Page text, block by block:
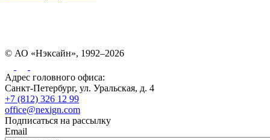
© АО «Нэксайн», 1992–2026
Адрес головного офиса:
Санкт-Петербург, ул. Уральская, д. 4
+7 (812) 326 12 99
office@nexign.com
Подписаться на рассылку
Email